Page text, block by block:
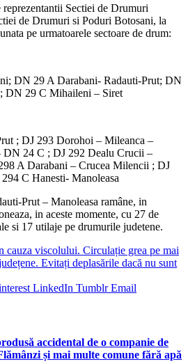
Sectiei de Drumuri
de Drumuri si Poduri Botosani, la
pe urmatoarele sectoare de drum:
DN 29 A Darabani- Radauti-Prut; DN
DN 29 C Mihaileni – Siret
; DJ 293 Dorohoi – Mileanca –
DN 24 C ; DJ 292 Dealu Crucii –
A Darabani – Crucea Milencii ; DJ
C Hanesti- Manoleasa
Prut – Manoleasa ramâne, in
in aceste momente, cu 27 de
si 17 utilaje pe drumurile judetene.
cauza viscolului. Circulație grea pe mai
Evitați deplasările dacă nu sunt
LinkedIn Tumblr Email
accidental de o companie de
și mai multe comune fără apă